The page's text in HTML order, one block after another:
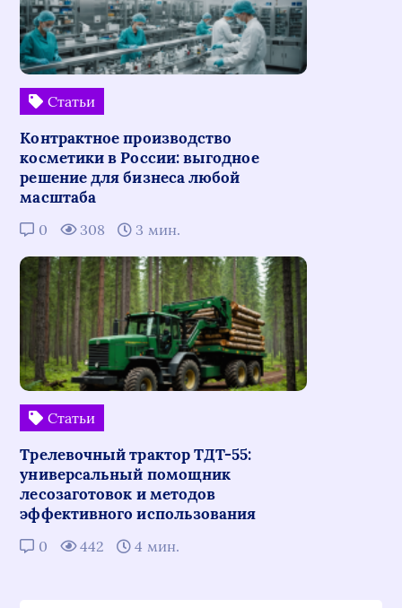
Статьи
Контрактное производство
косметики в России: выгодное
решение для бизнеса любой
масштаба
0 308 3 мин.
Статьи
Трелевочный трактор ТДТ-55:
универсальный помощник
лесозаготовок и методов
эффективного использования
0 442 4 мин.